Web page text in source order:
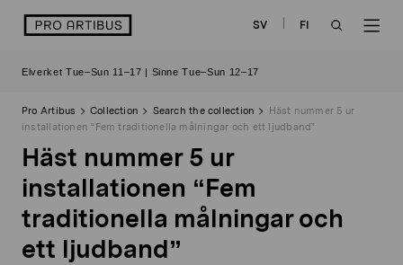
logo SV
FI
Elverket Tue–Sun 11–17 | Sinne Tue–Sun 12–17
Pro Artibus Collection Search the collection
Häst nummer 5 ur
installationen “Fem traditionella målningar och ett ljudband”
Häst nummer 5 ur
installationen “Fem
traditionella målningar och
ett ljudband”